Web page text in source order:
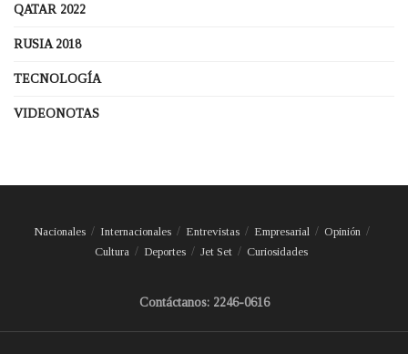
QATAR 2022
RUSIA 2018
TECNOLOGÍA
VIDEONOTAS
Nacionales Internacionales Entrevistas Empresarial
Opinión
Cultura
Deportes Jet Set Curiosidades
Contáctanos: 2246-0616